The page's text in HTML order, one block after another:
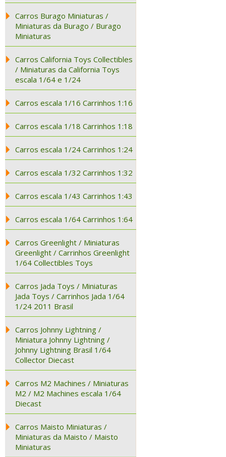
Carros Burago Miniaturas /
Miniaturas da Burago / Burago
Miniaturas
Carros California Toys Collectibles
/ Miniaturas da California Toys
escala 1/64 e 1/24
Carros escala 1/16 Carrinhos 1:16
Carros escala 1/18 Carrinhos 1:18
Carros escala 1/24 Carrinhos 1:24
Carros escala 1/32 Carrinhos 1:32
Carros escala 1/43 Carrinhos 1:43
Carros escala 1/64 Carrinhos 1:64
Carros Greenlight / Miniaturas
Greenlight / Carrinhos Greenlight
1/64 Collectibles Toys
Carros Jada Toys / Miniaturas
Jada Toys / Carrinhos Jada 1/64
1/24 2011 Brasil
Carros Johnny Lightning /
Miniatura Johnny Lightning /
Johnny Lightning Brasil 1/64
Collector Diecast
Carros M2 Machines / Miniaturas
M2 / M2 Machines escala 1/64
Diecast
Carros Maisto Miniaturas /
Miniaturas da Maisto / Maisto
Miniaturas